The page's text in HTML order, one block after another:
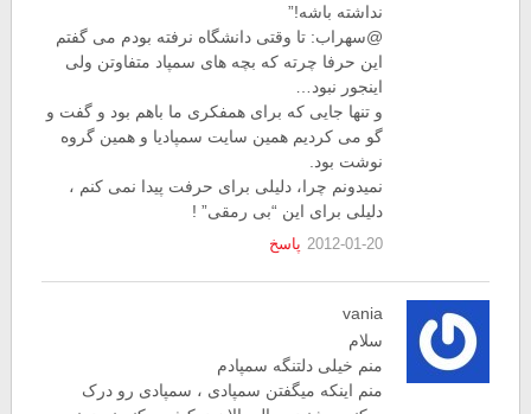
نداشته باشه!”
@سهراب: تا وقتی دانشگاه نرفته بودم می گفتم
این حرفا چرته که بچه های سمپاد متفاوتن ولی
اینجور نبود…
و تنها جایی که برای همفکری ما باهم بود و گفت و
گو می کردیم همین سایت سمپادیا و همین گروه
نوشت بود.
نمیدونم چرا، دلیلی برای حرفت پیدا نمی کنم ،
دلیلی برای این “بی رمقی” !
2012-01-20 پاسخ
vania
سلام
منم خیلی دلتنگه سمپادم
منم اینکه میگفتن سمپادی ، سمپادی رو درک